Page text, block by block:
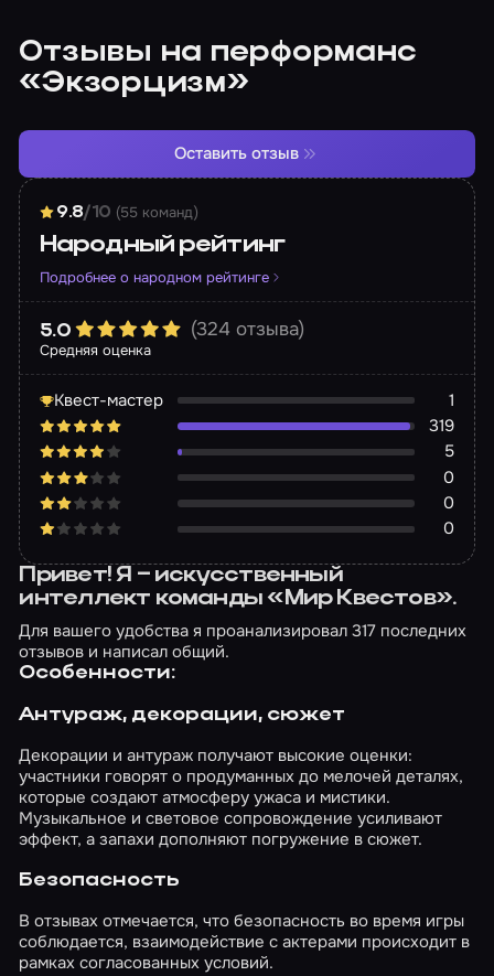
Отзывы на перформанс
«Экзорцизм»
9.8/10 (55 команд)
Народный рейтинг
Подробнее о народном рейтинге
Средняя оценка
5.0 (324 отзыва)
Квест-мастер
1
319
5
0
0
0
Оставить отзыв
Привет! Я – искусственный
интеллект команды «Мир Квестов».
Для вашего удобства я проанализировал 317 последних
отзывов и написал общий.
Особенности:
Антураж, декорации, сюжет
Декорации и антураж получают высокие оценки:
участники говорят о продуманных до мелочей деталях,
которые создают атмосферу ужаса и мистики.
Музыкальное и световое сопровождение усиливают
эффект, а запахи дополняют погружение в сюжет.
Безопасность
В отзывах отмечается, что безопасность во время игры
соблюдается, взаимодействие с актерами происходит в
рамках согласованных условий.